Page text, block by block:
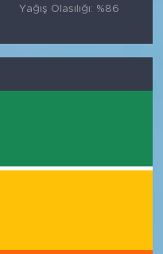
Yağış Olasılığı: %86